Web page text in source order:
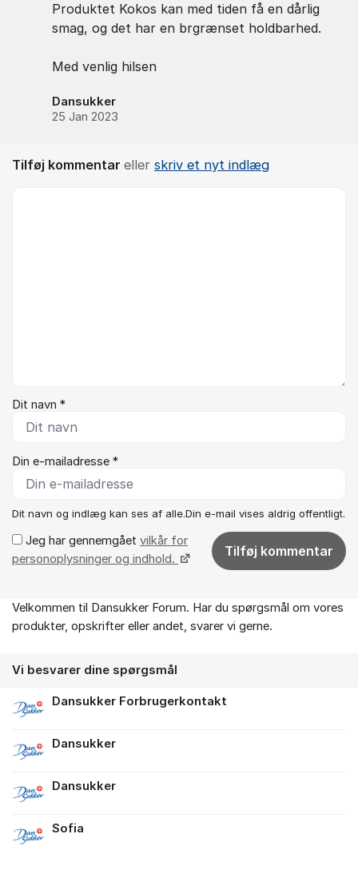
Produktet Kokos kan med tiden få en dårlig
smag, og det har en brgrænset holdbarhed.
Med venlig hilsen
Dansukker
25 Jan 2023
Tilføj kommentar eller skriv et nyt indlæg
Dit navn *
Din e-mailadresse *
Dit navn og indlæg kan ses af alle.Din e-mail vises aldrig offentligt.
Jeg har gennemgået vilkår for
personoplysninger og indhold.
Tilføj kommentar
Om forummet
Velkommen til Dansukker Forum. Har du spørgsmål om vores
produkter, opskrifter eller andet, svarer vi gerne.
Vi besvarer dine spørgsmål
Dansukker Forbrugerkontakt
Dansukker
Dansukker
Sofia